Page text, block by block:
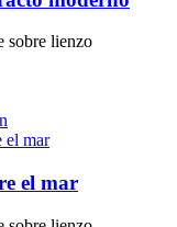
sobre lienzo
el mar